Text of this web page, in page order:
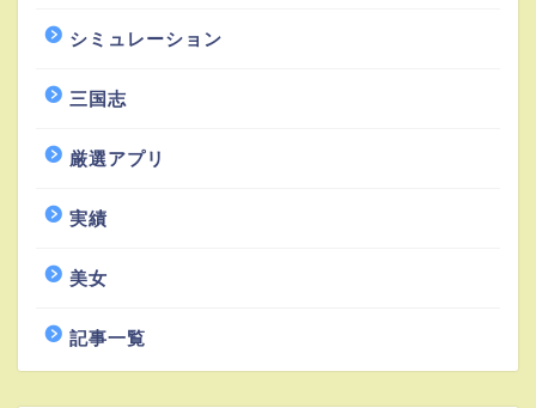
シミュレーション
三国志
厳選アプリ
実績
美女
記事一覧